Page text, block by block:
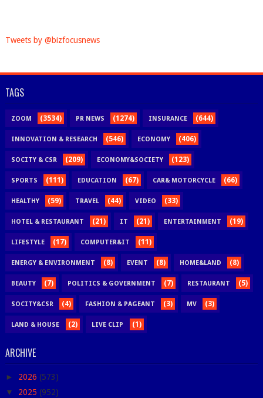
Tweets by @bizfocusnews
TAGS
ZOOM (3534) PR NEWS (1274) INSURANCE (644)
INNOVATION & RESEARCH (546) ECONOMY (406)
SOCITY & CSR (209) ECONOMY&SOCIETY (123)
SPORTS (111) EDUCATION (67) CAR& MOTORCYCLE (66)
HEALTHY (59) TRAVEL (44) VIDEO (33)
HOTEL & RESTAURANT (21) IT (21) ENTERTAINMENT (19)
LIFESTYLE (17) COMPUTER&IT (11)
ENERGY & ENVIRONMENT (8) EVENT (8) HOME&LAND (8)
BEAUTY (7) POLITICS & GOVERNMENT (7) RESTAURANT (5)
SOCITY&CSR (4) FASHION & PAGEANT (3) MV (3)
LAND & HOUSE (2) LIVE CLIP (1)
ARCHIVE
► 2026 (573)
▼ 2025 (952)